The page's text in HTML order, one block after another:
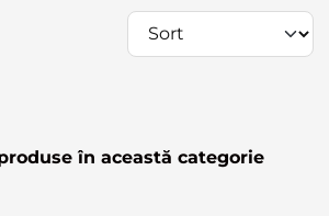
în această categorie